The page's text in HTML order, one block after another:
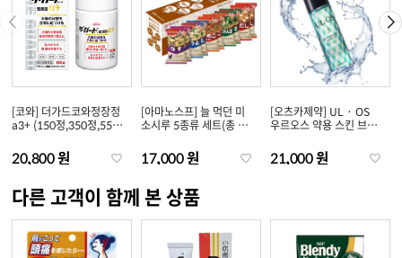
[코와] 더가드코와정장정
a3+ (150정,350정,550
20,800 원
[아마노스프] 늘 먹던 미
소시루 5종류 세트(총 10
17,000 원
[오츠카제약] UL · OS
우르오스 약용 스킨 브릿
21,000 원
다른 고객이 함께 본 상품